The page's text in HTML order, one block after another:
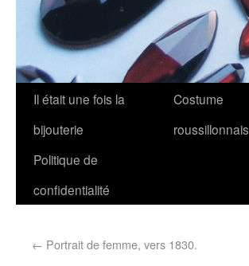
Il était une fois la
bijouterie
Costume
roussillonnais
Politique de
confidentialité
← Portrait de femme, vers 1830.